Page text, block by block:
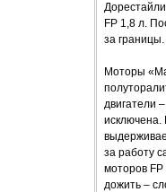
FP 1,8 л.
за
Моторы
двигатели
исключена.
за работу
моторов
дожить –